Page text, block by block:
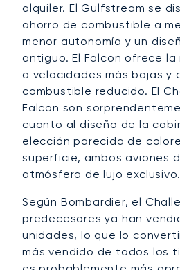
alquiler. El Gulfstream se
ahorro de combustible a
menor autonomía y un
antiguo. El Falcon ofrece la
a velocidades más bajas y
combustible reducido. El
Falcon son
cuanto al diseño de la
elección parecida de
superficie, ambos aviones
atmósfera de lujo exclusivo.
Según Bombardier, el
predecesores ya han
unidades, lo que lo
más vendido de todos los